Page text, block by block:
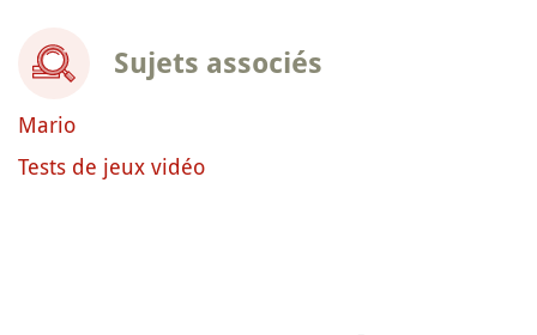
Sujets associés
Mario
Tests de jeux vidéo